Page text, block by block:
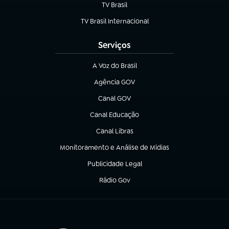
TV Brasil
(abre em nova aba)
TV Brasil Internacional
(abre em nova aba)
Serviços
A Voz do Brasil
(abre em nova aba)
Agência GOV
(abre em nova aba)
Canal GOV
(abre em nova aba)
Canal Educação
(abre em nova aba)
Canal Libras
(abre em nova aba)
Monitoramento e Análise de Mídias
(abre em nova aba)
Publicidade Legal
(abre em nova aba)
Rádio Gov
(abre em nova aba)